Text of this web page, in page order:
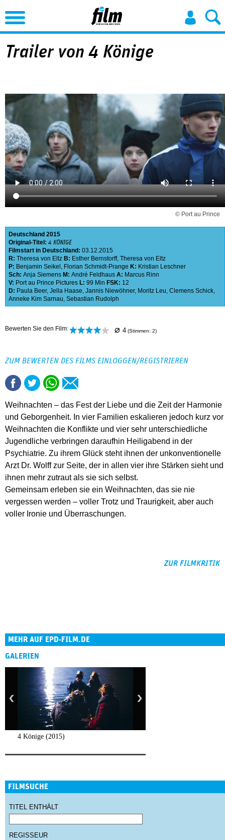
Jump to Navigation
Trailer von 4 Könige
© Port au Prince
Deutschland 2015
Original-Titel: 4 KÖNIGE
Filmstart in Deutschland: 03.12.2015
R: Theresa von Eltz B: Esther Bernstorff, Theresa von Eltz
P: Benjamin Seikel , Florian Schmidt-Prange K: Kristian Leschner
Sch: Anja Siemens M: André Feldhaus A: Marcus Rinn
V: Port au Prince Pictures L: 99 Min FSK: 12
D: Paula Beer, Jella Haase, Jannis Niewöhner, Moritz Leu, Clemens Schick,
Anneke Kim Sarnau, Sebastian Rudolph
Bewerten Sie den Film: ⌀ 4 (Stimmen: 2)
ZUM BEWERTEN DES FILMS EINLOGGEN/REGISTRIEREN
Weihnachten – das Fest der Liebe und die Zeit der Harmonie
und Geborgenheit. In vier Familien eskalieren jedoch kurz vor
Weihnachten die Konflikte und vier sehr unterschiedliche
Jugendliche verbringen daraufhin Heiligabend in der
Psychiatrie. Zu ihrem Glück steht ihnen der unkonventionelle
Arzt Dr. Wolff zur Seite, der in allen vier ihre Stärken sieht und
ihnen mehr zutraut als sie sich selbst.
Gemeinsam erleben sie ein Weihnachten, das sie nie
vergessen werden – voller Trotz und Traurigkeit, aber auch
voller Ironie und Überraschungen.
ZUR FILMKRITIK
MEHR AUF EPD-FILM.DE
GALERIEN
4 Könige (2015)
FILMSUCHE
TITEL ENTHÄLT
REGISSEUR